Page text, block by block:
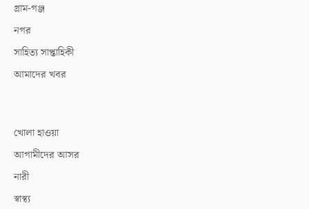
গ্রাম-গঞ্জ
নগর
সাহিত্য সাপ্তাহিকী
আমাদের খবর
খোলা হাওয়া
আগামীদের আসর
নারী
স্বাস্থ্য